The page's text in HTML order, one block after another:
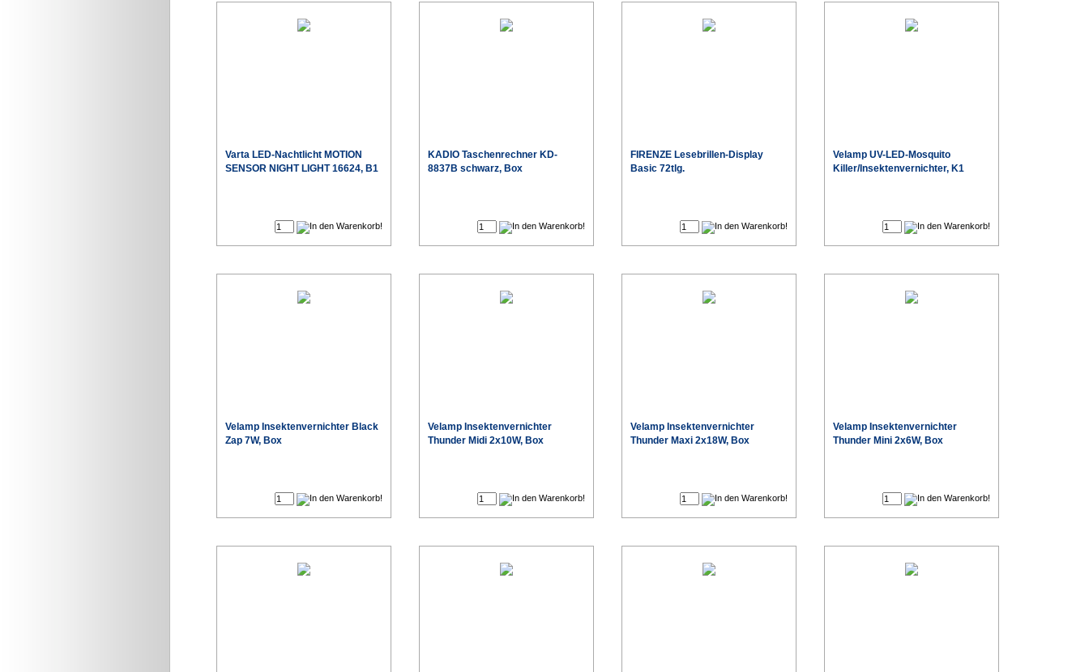
Varta LED-Nachtlicht MOTION
SENSOR NIGHT LIGHT 16624, B1
KADIO Taschenrechner KD-
8837B schwarz, Box
FIRENZE Lesebrillen-Display
Basic 72tlg.
Velamp UV-LED-Mosquito
Killer/Insektenvernichter, K1
Velamp Insektenvernichter Black
Zap 7W, Box
Velamp Insektenvernichter
Thunder Midi 2x10W, Box
Velamp Insektenvernichter
Thunder Maxi 2x18W, Box
Velamp Insektenvernichter
Thunder Mini 2x6W, Box